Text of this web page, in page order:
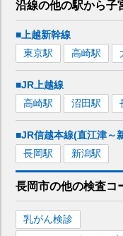
沿線の他の駅から子
■上越新幹線
東京駅 高崎駅
■JR上越線
高崎駅 沼田駅
■JR信越本線(直江津～
長岡駅 新潟駅
長岡市の他の検査コ
乳がん検診